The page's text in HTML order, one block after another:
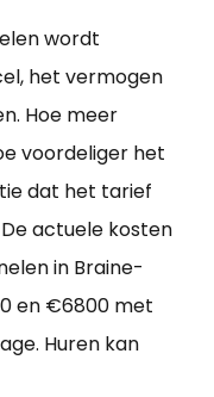
wordt
het vermogen
Hoe meer
voordeliger het
dat het tarief
actuele kosten
in Braine-
en €6800 met
Huren kan